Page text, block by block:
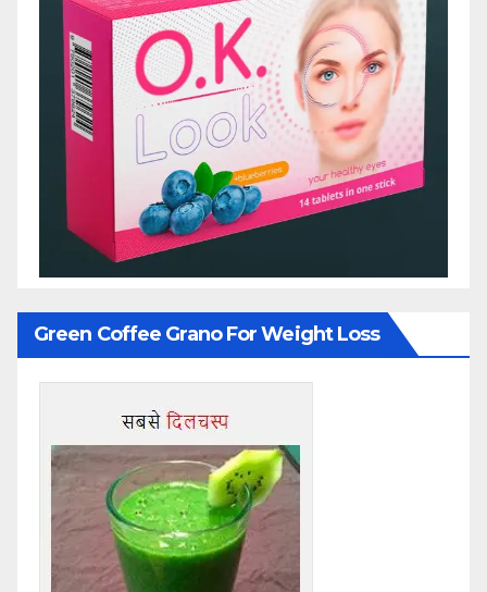
Green Coffee Grano For Weight Loss